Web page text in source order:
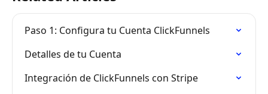
Paso 1: Configura tu Cuenta ClickFunnels
Detalles de tu Cuenta
Integración de ClickFunnels con Stripe